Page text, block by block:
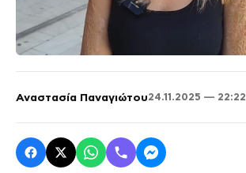
Αναστασία Παναγιώτου24.11.2025 — 22:22